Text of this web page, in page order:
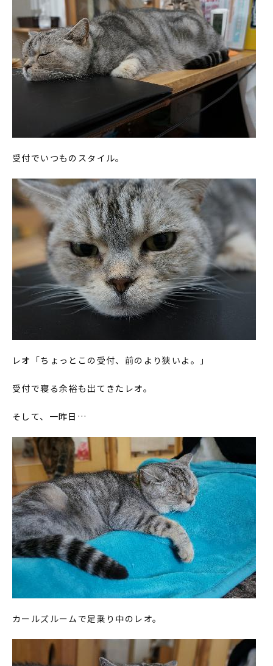
受付でいつものスタイル。
レオ「ちょっとこの受付、前のより狭いよ。」
受付で寝る余裕も出てきたレオ。
そして、一昨日…
カールズルームで足乗り中のレオ。